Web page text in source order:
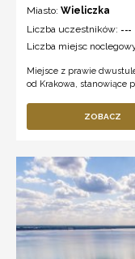
Miasto: Wieliczka
Liczba uczestników: ---
Liczba miejsc
Miejsce z prawie
od Krakowa, stanowiące
ZOBACZ